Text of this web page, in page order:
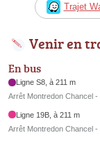
Trajet
Venir en
En bus
Ligne S8, à 211 m
Arrêt Montredon Chancel
Ligne 19B, à 211 m
Arrêt Montredon Chancel